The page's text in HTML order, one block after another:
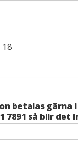
18
betalas
7891 så blir